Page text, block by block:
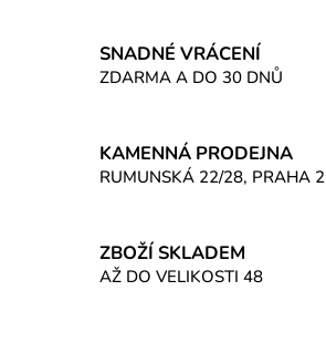
SNADNÉ VRÁCENÍ
ZDARMA A DO 30 DNŮ
KAMENNÁ PRODEJNA
RUMUNSKÁ 22/28, PRAHA 2
ZBOŽÍ SKLADEM
AŽ DO VELIKOSTI 48